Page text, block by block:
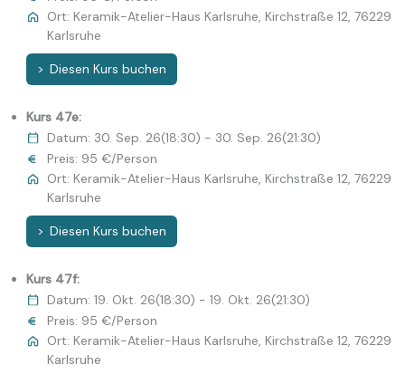
Ort: Keramik-Atelier-Haus Karlsruhe, Kirchstraße 12, 76229
Karlsruhe
Diesen Kurs buchen
Kurs 47e:
Datum: 30. Sep. 26(18:30) - 30. Sep. 26(21:30)
Preis: 95 €/Person
Ort: Keramik-Atelier-Haus Karlsruhe, Kirchstraße 12, 76229
Karlsruhe
Diesen Kurs buchen
Kurs 47f:
Datum: 19. Okt. 26(18:30) - 19. Okt. 26(21:30)
Preis: 95 €/Person
Ort: Keramik-Atelier-Haus Karlsruhe, Kirchstraße 12, 76229
Karlsruhe